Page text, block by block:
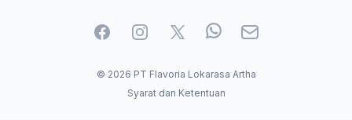
FacebookInstagramTwitterWhatApp
Email
© 2026 PT Flavoria Lokarasa Artha
Syarat dan Ketentuan